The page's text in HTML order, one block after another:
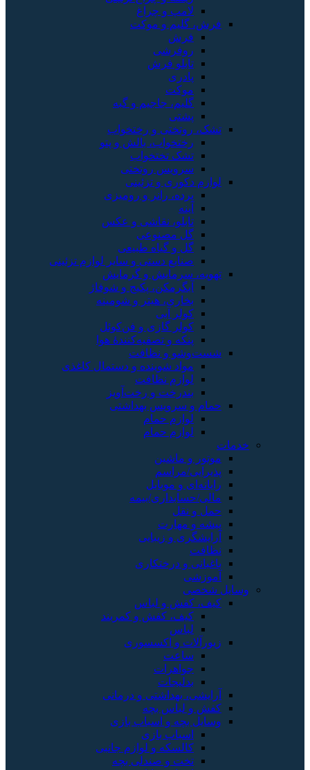
لامپ و چراغ
فرش، گلیم و موکت
فرش
روفرشی
تابلو فرش
پادری
موکت
گلیم، جاجیم و گبه
پشتی
تشک، روتختی و رختخواب
رختخواب، بالش و پتو
تشک تختخواب
سرویس روتختی
لوازم دکوری و تزئینی
پرده، رانر و رومیزی
آینه
تابلو، نقاشی و عکس
گل مصنوعی
گل و گیاه طبیعی
صنایع دستی و سایر لوازم تزئینی
تهویه، سرمایش و گرمایش
آبگرمکن، پکیج و شوفاژ
بخاری، هیتر و شومینه
کولر آبی
کولر گازی و فن‌کوئل
پنکه و تصفیه‌کنندهٔ هوا
شست‌وشو و نظافت
مواد شوینده و دستمال کاغذی
لوازم نظافت
بندرخت و رخت‌آویز
حمام و سرویس بهداشتی
لوازم حمام
لوازم حمام
خدمات
موتور و ماشین
پذیرایی/مراسم
رایانه‌ای و موبایل
مالی/حسابداری/بیمه
حمل و نقل
پیشه و مهارت
آرایشگری و زیبایی
نظافت
باغبانی و درختکاری
آموزشی
وسایل شخصی
کیف، کفش و لباس
کیف، کفش و کمربند
لباس
زیورآلات و اکسسوری
ساعت
جواهرات
بدلیجات
آرایشی، بهداشتی و درمانی
کفش و لباس بچه
وسایل بچه و اسباب بازی
اسباب بازی
کالسکه و لوازم جانبی
تخت و صندلی بچه